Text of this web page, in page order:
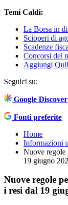
Temi Caldi:
La Borsa in
Scioperi di
Scadenze
Concorsi del
Aggiungi
Seguici su:
Google Discover
Fonti preferite
Home
Informazioni
Nuove regole
19 giugno
Nuove regole
i resi dal 19